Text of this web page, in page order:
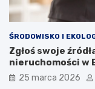
ŚRODOWISKO I
Zgłoś swoje
nieruchomości w
25 marca 2026